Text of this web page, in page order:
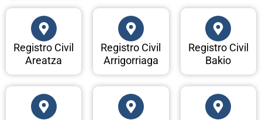
Registro Civil
Areatza
Registro Civil
Arrigorriaga
Registro Civil
Bakio